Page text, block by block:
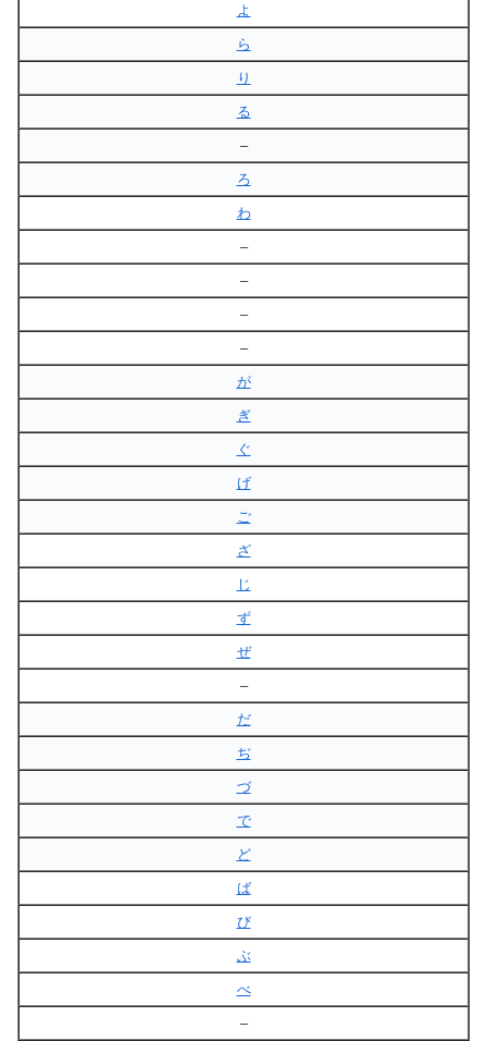
よ
ら
り
る
–
ろ
わ
–
–
–
–
が
ぎ
ぐ
げ
ご
ざ
じ
ず
ぜ
–
だ
ぢ
づ
で
ど
ば
び
ぶ
べ
–